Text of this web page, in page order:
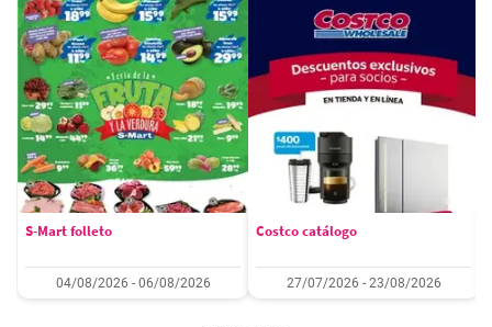
S-Mart folleto
04/08/2026 - 06/08/2026
Costco catálogo
27/07/2026 - 23/08/2026